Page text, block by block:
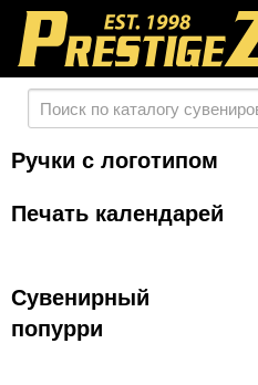
Ручки с логотипом
Печать календарей
Сувенирный
попурри